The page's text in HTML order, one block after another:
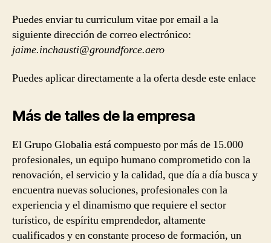
Puedes enviar tu curriculum vitae por email a la
siguiente dirección de correo electrónico:
jaime.inchausti@groundforce.aero
Puedes aplicar directamente a la oferta desde este enlace
Más de talles de la empresa
El Grupo Globalia está compuesto por más de 15.000
profesionales, un equipo humano comprometido con la
renovación, el servicio y la calidad, que día a día busca y
encuentra nuevas soluciones, profesionales con la
experiencia y el dinamismo que requiere el sector
turístico, de espíritu emprendedor, altamente
cualificados y en constante proceso de formación, un